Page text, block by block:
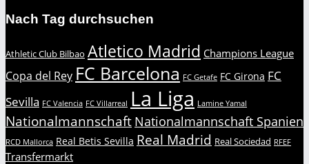
Nach Tag durchsuchen
Athletic Club Bilbao Atletico Madrid Champions League
Copa del Rey FC Barcelona FC Getafe FC Girona FC
Sevilla FC Valencia FC Villarreal La Liga Lamine Yamal
Nationalmannschaft Nationalmannschaft Spanien
RCD Mallorca Real Betis Sevilla Real Madrid Real Sociedad RFEF
Transfermarkt